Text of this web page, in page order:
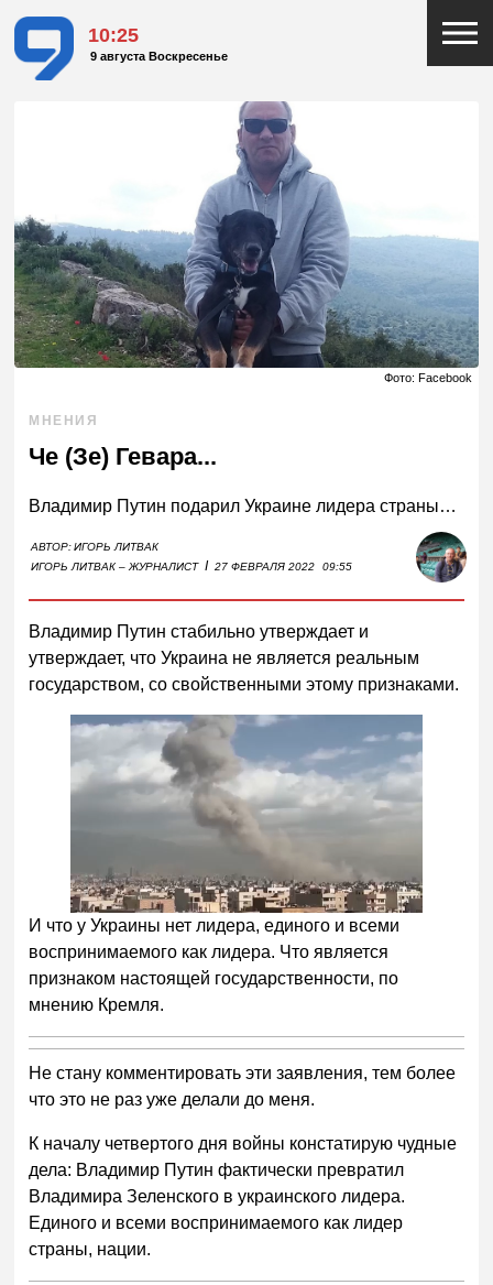
10:25
9 августа Воскресенье
Фото: Facebook
МНЕНИЯ
Че (Зе) Гевара...
Владимир Путин подарил Украине лидера страны…
АВТОР:ИГОРЬ ЛИТВАК
ИГОРЬ ЛИТВАК – ЖУРНАЛИСТ I 27 ФЕВРАЛЯ 2022 09:55
Владимир Путин стабильно утверждает и
утверждает, что Украина не является реальным
государством, со свойственными этому признаками.
И что у Украины нет лидера, единого и всеми
воспринимаемого как лидера. Что является
признаком настоящей государственности, по
мнению Кремля.
Не стану комментировать эти заявления, тем более
что это не раз уже делали до меня.
К началу четвертого дня войны констатирую чудные
дела: Владимир Путин фактически превратил
Владимира Зеленского в украинского лидера.
Единого и всеми воспринимаемого как лидер
страны, нации.